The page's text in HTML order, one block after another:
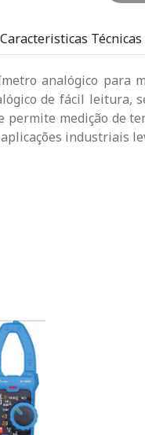
Caracteristicas Técnicas
analógico para
de fácil leitura,
permite medição de
industriais